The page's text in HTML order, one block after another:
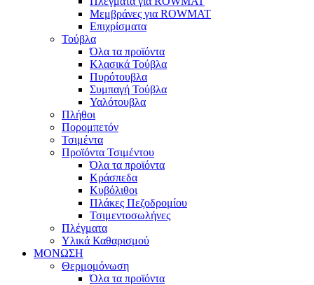
Μεμβράνες για ROWMAT
Επιχρίσματα
Τούβλα
Όλα τα προϊόντα
Κλασικά Τούβλα
Πυρότουβλα
Συμπαγή Τούβλα
Υαλότουβλα
Πλήθοι
Πορομπετόν
Τσιμέντα
Προϊόντα Τσιμέντου
Όλα τα προϊόντα
Κράσπεδα
Κυβόλιθοι
Πλάκες Πεζοδρομίου
Τσιμεντοσωλήνες
Πλέγματα
Υλικά Καθαρισμού
ΜΟΝΩΣΗ
Θερμομόνωση
Όλα τα προϊόντα